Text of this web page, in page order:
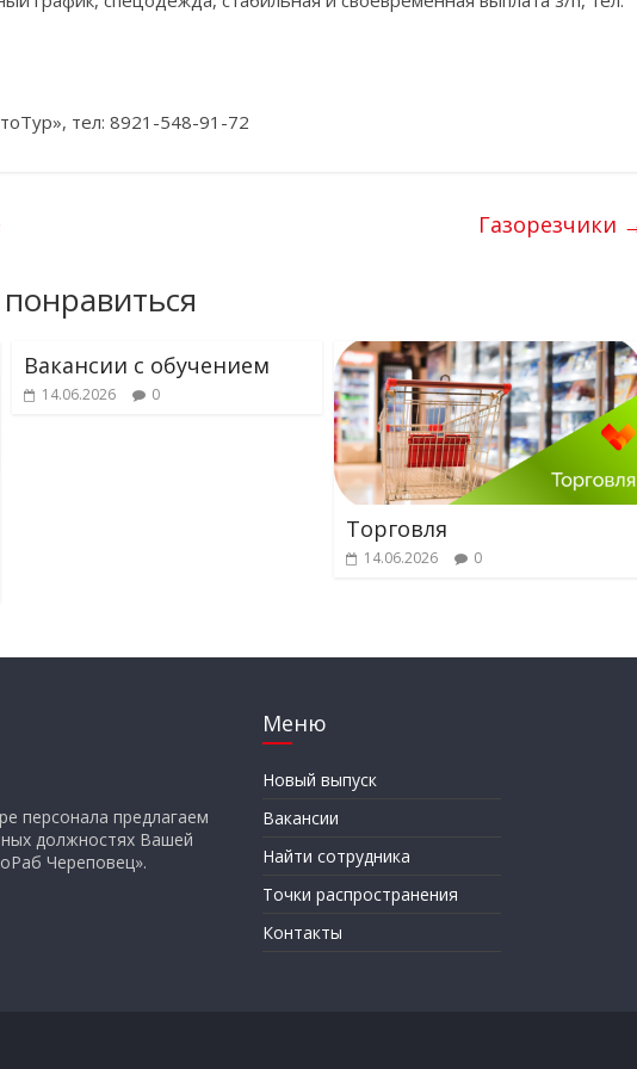
тел: 8921-548-91-72
Газорезчики
Вакансии с обучением
14.06.2026 0
Торговля
14.06.2026 0
персонала предлагаем
должностях Вашей
Череповец».
Меню
Новый выпуск
Вакансии
Найти сотрудника
Точки распространения
Контакты